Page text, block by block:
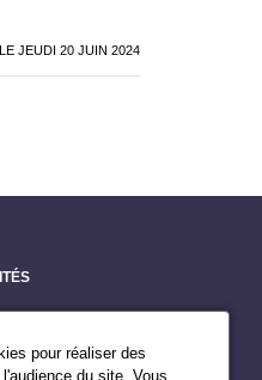
JEUDI 20 JUIN 2024
Président
pour réaliser des
du site. Vous